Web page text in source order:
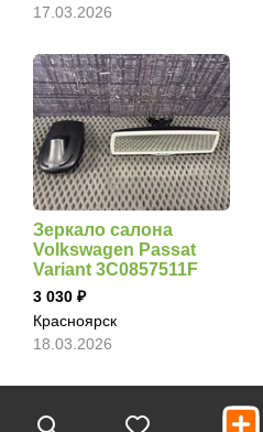
17.03.2026
Зеркало салона
Volkswagen Passat
Variant 3C0857511F
3 030
Красноярск
18.03.2026